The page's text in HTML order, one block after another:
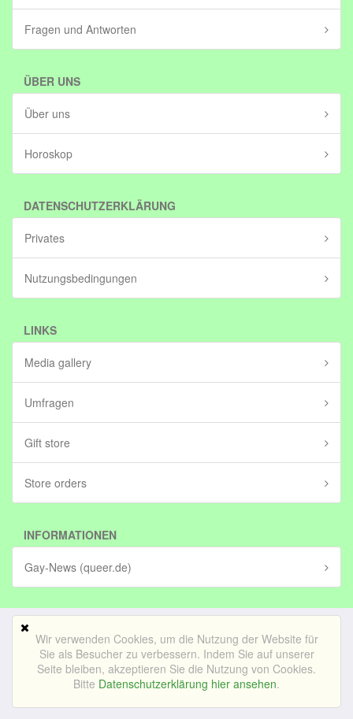
Wir verwenden Cookies, um die Nutzung der Website für
Sie als Besucher zu verbessern. Indem Sie auf unserer
Seite bleiben, akzeptieren Sie die Nutzung von Cookies.
Bitte Datenschutzerklärung hier ansehen.
Fragen und Antworten
ÜBER UNS
Über uns
Horoskop
DATENSCHUTZERKLÄRUNG
Privates
Nutzungsbedingungen
LINKS
Media gallery
Umfragen
Gift store
Store orders
INFORMATIONEN
Gay-News (queer.de)
Mobile Version
© Bedrijf voor lekker internetten BV (in stichting)|Impressum